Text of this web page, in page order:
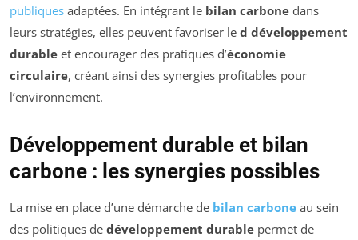
publiques adaptées. En intégrant le bilan carbone dans
leurs stratégies, elles peuvent favoriser le d développement
durable et encourager des pratiques d’économie
circulaire, créant ainsi des synergies profitables pour
l’environnement.
Développement durable et bilan
carbone : les synergies possibles
La mise en place d’une démarche de bilan carbone au sein
des politiques de développement durable permet de